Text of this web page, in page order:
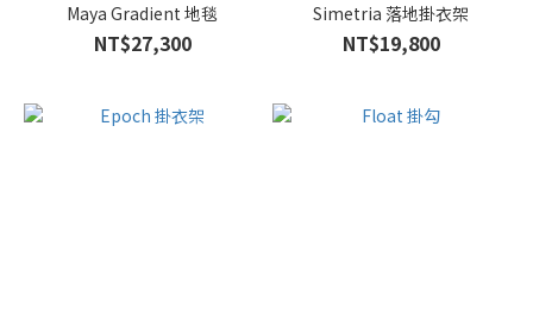
Maya Gradient 地毯
NT$27,300
Simetria 落地掛衣架
NT$19,800